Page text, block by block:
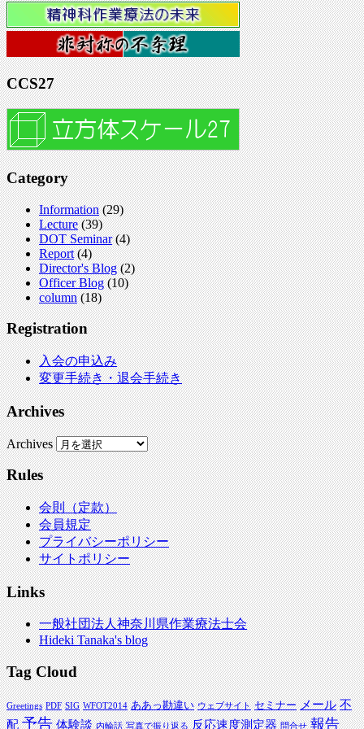
CCS27
Category
Information(29)
Lecture(39)
DOT Seminar(4)
Report(4)
Director's Blog(2)
Officer Blog(10)
column(18)
Registration
入会の申込み
変更手続き・退会手続き
Archives
Archives
Rules
会則（定款）
会員規定
プライバシーポリシー
サイトポリシー
Links
一般社団法人神奈川県作業療法士会
Hideki Tanaka's blog
Tag Cloud
Greetings PDF SIG WFOT2014 ああっ勘違い ウェブサイト セミナー メール 不
配 予告 体験談 内輪話 写真で振り返る 反応速度測定器 問合せ 報告